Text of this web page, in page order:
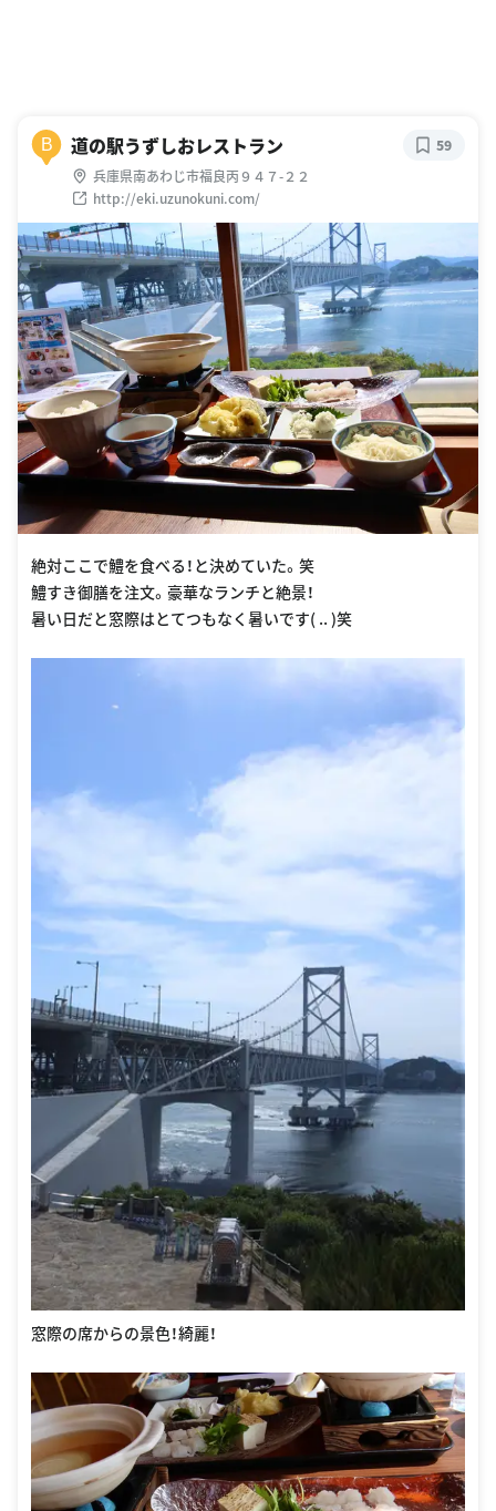
B 道の駅うずしおレストラン
兵庫県南あわじ市福良丙９４７-２２
http://eki.uzunokuni.com/
59
絶対ここで鱧を食べる！と決めていた。笑
鱧すき御膳を注文。豪華なランチと絶景！
暑い日だと窓際はとてつもなく暑いです( .. )笑
窓際の席からの景色！綺麗！